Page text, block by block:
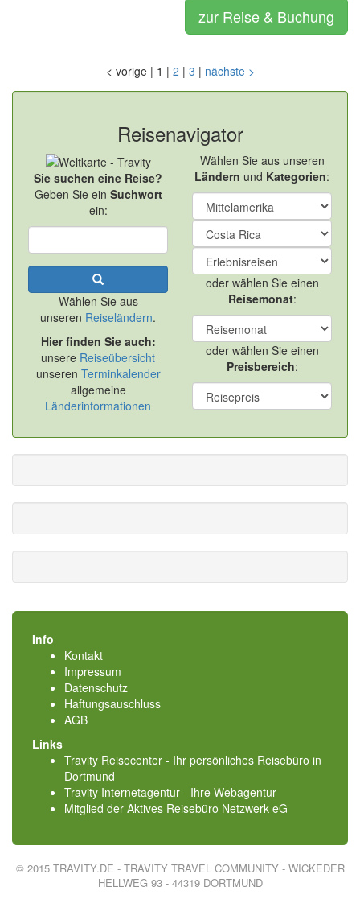
zur Reise & Buchung
< vorige | 1 | 2 | 3 | nächste >
Reisenavigator
Sie suchen eine Reise?
Geben Sie ein Suchwort
ein:
Wählen Sie aus
unseren Reiseländern.
Hier finden Sie auch:
unsere Reiseübersicht
unseren Terminkalender
allgemeine
Länderinformationen
Wählen Sie aus unseren
Ländern und Kategorien:
oder wählen Sie einen
Reisemonat:
oder wählen Sie einen
Preisbereich:
Info
Kontakt
Impressum
Datenschutz
Haftungsauschluss
AGB
Links
Travity Reisecenter - Ihr persönliches Reisebüro in
Dortmund
Travity Internetagentur - Ihre Webagentur
Mitglied der Aktives Reisebüro Netzwerk eG
© 2015 TRAVITY.DE - TRAVITY TRAVEL COMMUNITY - WICKEDER
HELLWEG 93 - 44319 DORTMUND